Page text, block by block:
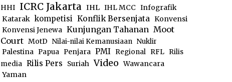
HHI ICRC Jakarta IHL IHL MCC Infografik
Katarak kompetisi Konflik Bersenjata Konvensi
Konvensi Jenewa Kunjungan Tahanan Moot
Court MotD Nilai-nilai Kemanusiaan Nuklir
Palestina
Papua Penjara PMI Regional RFL
Rilis
media Rilis Pers Suriah Video Wawancara
Yaman